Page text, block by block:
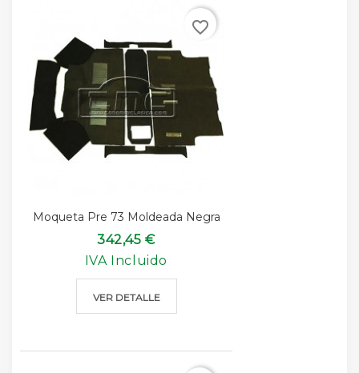
Moqueta Pre 73 Moldeada Negra
342,45 €
IVA Incluido
VER DETALLE
favorite_border